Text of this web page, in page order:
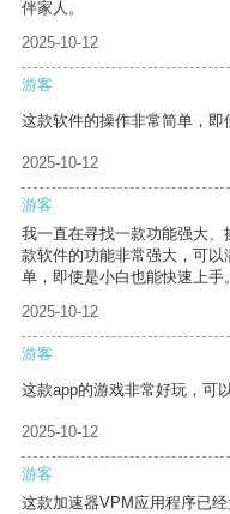
伴家人。
2025-10-12
游客
这款软件的操作非常简单，即
2025-10-12
游客
我一直在寻找一款功能强大
款软件的功能非常强大，可
单，即使是小白也能快速上手。
2025-10-12
游客
这款app的游戏非常好玩，可
2025-10-12
游客
这款加速器VPM应用程序已